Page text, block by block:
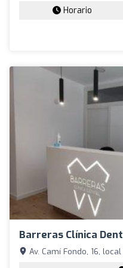
Horario
Barreras Clínica
Av. Camí Fondo, 16,